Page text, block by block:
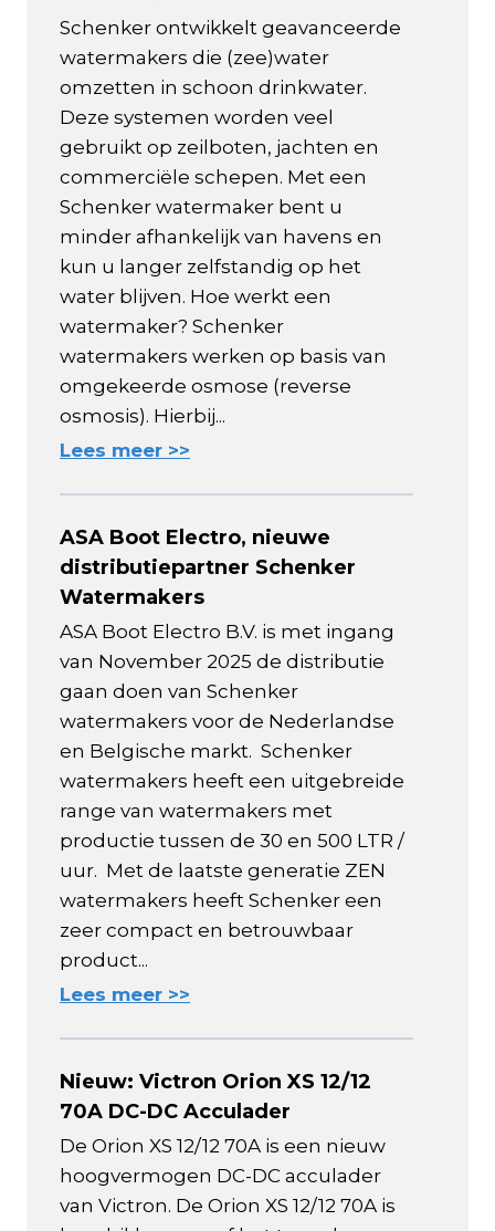
Schenker ontwikkelt geavanceerde
watermakers die (zee)water
omzetten in schoon drinkwater.
Deze systemen worden veel
gebruikt op zeilboten, jachten en
commerciële schepen. Met een
Schenker watermaker bent u
minder afhankelijk van havens en
kun u langer zelfstandig op het
water blijven. Hoe werkt een
watermaker? Schenker
watermakers werken op basis van
omgekeerde osmose (reverse
osmosis). Hierbij...
Lees meer >>
ASA Boot Electro, nieuwe
distributiepartner Schenker
Watermakers
ASA Boot Electro B.V. is met ingang
van November 2025 de distributie
gaan doen van Schenker
watermakers voor de Nederlandse
en Belgische markt. Schenker
watermakers heeft een uitgebreide
range van watermakers met
productie tussen de 30 en 500 LTR /
uur. Met de laatste generatie ZEN
watermakers heeft Schenker een
zeer compact en betrouwbaar
product...
Lees meer >>
Nieuw: Victron Orion XS 12/12
70A DC-DC Acculader
De Orion XS 12/12 70A is een nieuw
hoogvermogen DC-DC acculader
van Victron. De Orion XS 12/12 70A is